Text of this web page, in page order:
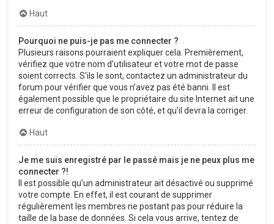
Haut
Pourquoi ne puis-je pas me connecter ?
Plusieurs raisons pourraient expliquer cela. Premièrement,
vérifiez que votre nom d’utilisateur et votre mot de passe
soient corrects. S’ils le sont, contactez un administrateur du
forum pour vérifier que vous n’avez pas été banni. Il est
également possible que le propriétaire du site Internet ait une
erreur de configuration de son côté, et qu’il devra la corriger.
Haut
Je me suis enregistré par le passé mais je ne peux plus me
connecter ?!
Il est possible qu’un administrateur ait désactivé ou supprimé
votre compte. En effet, il est courant de supprimer
régulièrement les membres ne postant pas pour réduire la
taille de la base de données. Si cela vous arrive, tentez de